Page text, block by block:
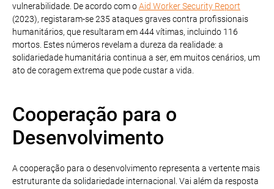
vulnerabilidade. De acordo com oAid Worker Security Report
(2023), registaram-se 235 ataques graves contra profissionais
humanitários, que resultaram em 444 vítimas, incluindo 116
mortos. Estes números revelam a dureza da realidade: a
solidariedade humanitária continua a ser, em muitos cenários, um
ato de coragem extrema que pode custar a vida.
Cooperação para o
Desenvolvimento
A cooperação para o desenvolvimento representa a vertente mais
estruturante da solidariedade internacional. Vai além da resposta